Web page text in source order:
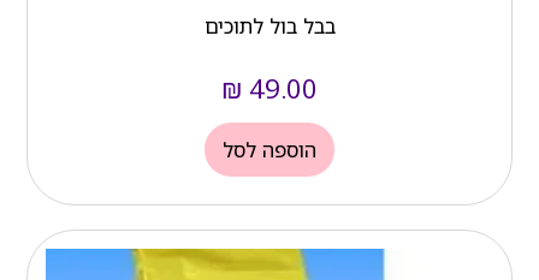
בבל בול לתוכים
₪ 49.00
הוספה לסל